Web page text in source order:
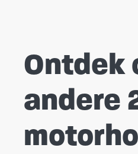
Ontdek
andere